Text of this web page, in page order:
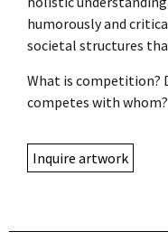
humorously and
societal structures
What is competition?
competes with
Inquire artwork